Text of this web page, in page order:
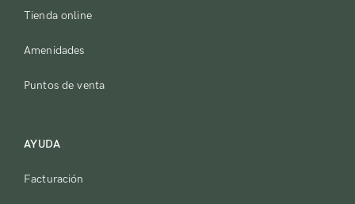
Tienda online
Amenidades
Puntos de venta
AYUDA
Facturación